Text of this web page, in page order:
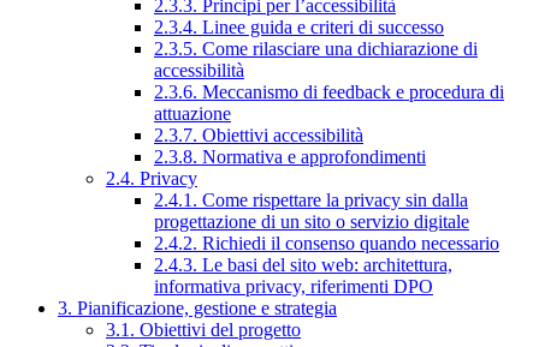
2.3.3. Principi per l’accessibilità
2.3.4. Linee guida e criteri di successo
2.3.5. Come rilasciare una dichiarazione di
accessibilità
2.3.6. Meccanismo di feedback e procedura di
attuazione
2.3.7. Obiettivi accessibilità
2.3.8. Normativa e approfondimenti
2.4. Privacy
2.4.1. Come rispettare la privacy sin dalla
progettazione di un sito o servizio digitale
2.4.2. Richiedi il consenso quando necessario
2.4.3. Le basi del sito web: architettura,
informativa privacy, riferimenti DPO
3. Pianificazione, gestione e strategia
3.1. Obiettivi del progetto